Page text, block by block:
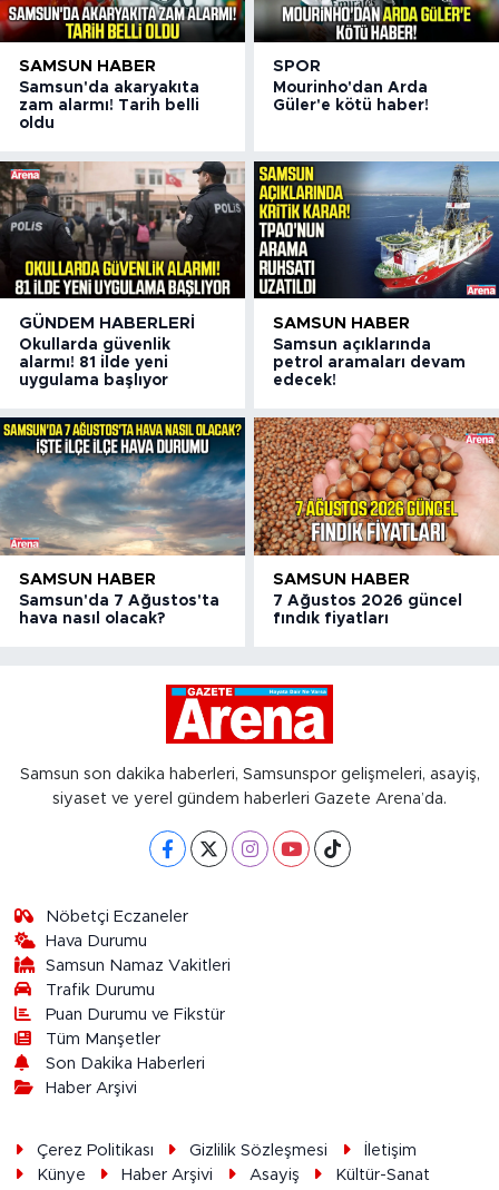
SAMSUN HABER
Samsun'da akaryakıta
zam alarmı! Tarih belli
oldu
SPOR
Mourinho'dan Arda
Güler'e kötü haber!
GÜNDEM HABERLERI
Okullarda güvenlik
alarmı! 81 ilde yeni
uygulama başlıyor
SAMSUN HABER
Samsun açıklarında
petrol aramaları devam
edecek!
SAMSUN HABER
Samsun'da 7 Ağustos'ta
hava nasıl olacak?
SAMSUN HABER
7 Ağustos 2026 güncel
fındık fiyatları
Samsun son dakika haberleri, Samsunspor gelişmeleri, asayiş,
siyaset ve yerel gündem haberleri Gazete Arena’da.
Nöbetçi Eczaneler
Hava Durumu
Samsun Namaz Vakitleri
Trafik Durumu
Puan Durumu ve Fikstür
Tüm Manşetler
Son Dakika Haberleri
Haber Arşivi
Çerez Politikası Gizlilik Sözleşmesi
İletişim
Künye
Haber Arşivi Asayiş Kültür-Sanat